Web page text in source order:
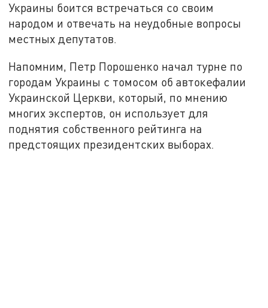
Украины боится встречаться со своим
народом и отвечать на неудобные вопросы
местных депутатов.
Напомним, Петр Порошенко начал турне по
городам Украины с томосом об автокефалии
Украинской Церкви, который, по мнению
многих экспертов, он использует для
поднятия собственного рейтинга на
предстоящих президентских выборах.